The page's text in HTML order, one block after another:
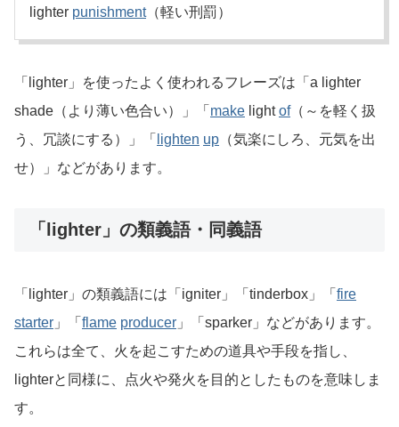
lighter punishment（軽い刑罰）
「lighter」を使ったよく使われるフレーズは「a lighter
shade（より薄い色合い）」「 make lightof（～を軽く扱
う、冗談にする）」「
lighten up （気楽にしろ、元気を出
せ）」などがあります。
「lighter」の類義語・同義語
「lighter」の類義語には「igniter」「tinderbox」「 fire
starter 」「 flame producer 」「sparker」などがあります。
これらは全て、火を起こすための道具や手段を指し、
lighterと同様に、点火や発火を目的としたものを意味しま
す。